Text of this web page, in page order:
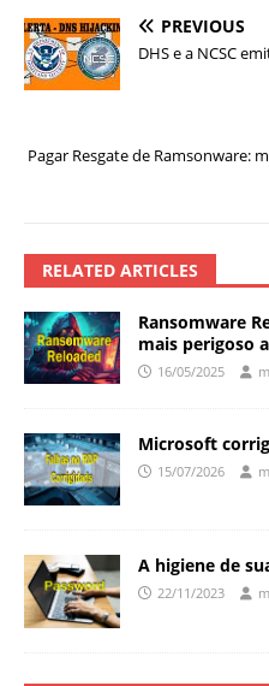
PREVIOUS
DHS e a NCSC
Pagar Resgate de Ramsonware:
RELATED ARTICLES
Ransomware
mais perigoso
16/05/2025
Microsoft
15/07/2026
A higiene de
22/11/2023